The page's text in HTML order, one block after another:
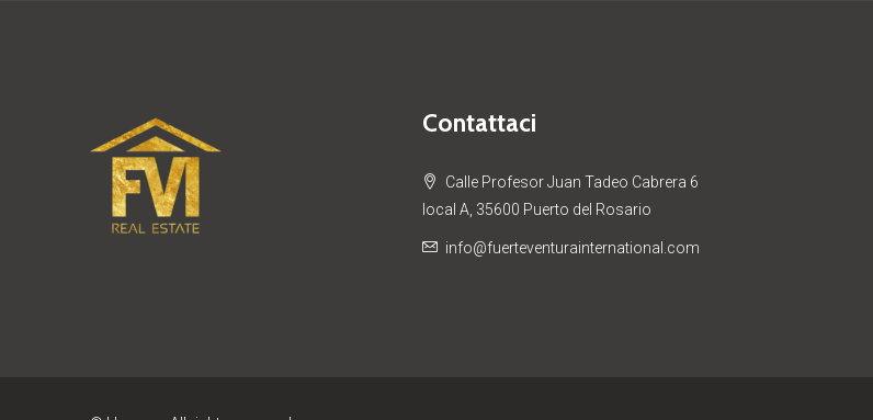
Contattaci
Calle Profesor Juan Tadeo Cabrera 6
local A, 35600 Puerto del Rosario
info@fuerteventurainternational.com